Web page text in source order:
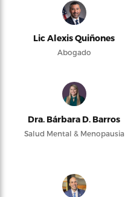
Lic Alexis Quiñones
Abogado
Dra. Bárbara D. Barros
Salud Mental & Menopausia